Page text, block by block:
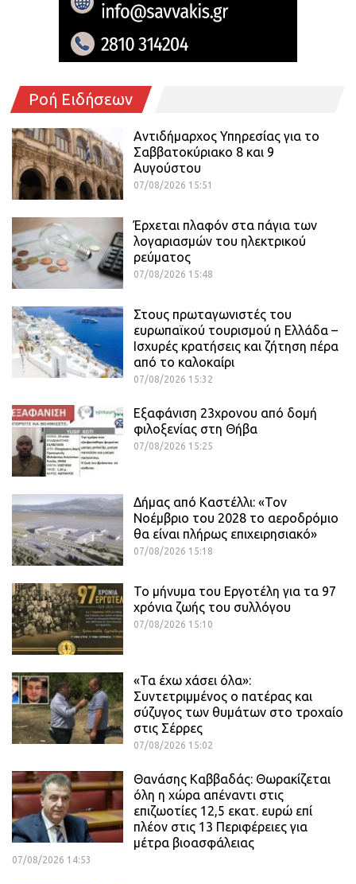
Ροή Ειδήσεων
Αντιδήμαρχος Υπηρεσίας για το
Σαββατοκύριακο 8 και 9
Αυγούστου
07/08/2026 15:51
Έρχεται πλαφόν στα πάγια των
λογαριασμών του ηλεκτρικού
ρεύματος
07/08/2026 15:48
Στους πρωταγωνιστές του
ευρωπαϊκού τουρισμού η Ελλάδα –
Ισχυρές κρατήσεις και ζήτηση πέρα
από το καλοκαίρι
07/08/2026 15:32
Εξαφάνιση 23χρονου από δομή
φιλοξενίας στη Θήβα
07/08/2026 15:25
Δήμας από Καστέλλι: «Τον
Νοέμβριο του 2028 το αεροδρόμιο
θα είναι πλήρως επιχειρησιακό»
07/08/2026 15:18
Το μήνυμα του Εργοτέλη για τα 97
χρόνια ζωής του συλλόγου
07/08/2026 15:10
«Τα έχω χάσει όλα»:
Συντετριμμένος ο πατέρας και
σύζυγος των θυμάτων στο τροχαίο
στις Σέρρες
07/08/2026 15:02
Θανάσης Καββαδάς: Θωρακίζεται
όλη η χώρα απέναντι στις
επιζωοτίες 12,5 εκατ. ευρώ επί
πλέον στις 13 Περιφέρειες για
μέτρα βιοασφάλειας
07/08/2026 14:53